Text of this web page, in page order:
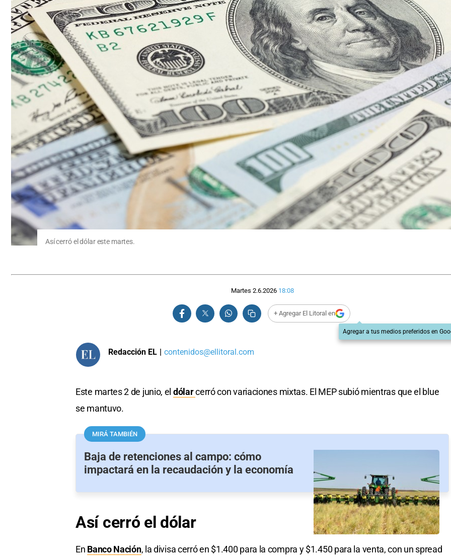
Así cerró el dólar este martes.
Martes 2.6.2026 18:08
+ Agregar El Litoral en
Agregar a tus medios preferidos en
Redacción EL | contenidos@ellitoral.com
Este martes 2 de junio, el dólarcerró con variaciones mixtas. El MEP subió mientras que el blue
se mantuvo.
MIRÁ TAMBIÉN
Baja de retenciones al campo: cómo
impactará en la recaudación y la economía
Así cerró el dólar
En Banco Nación, la divisa cerró en $1.400 para la compra y $1.450 para la venta, con un spread